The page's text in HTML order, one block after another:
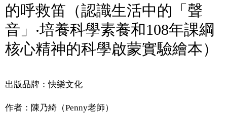
的呼救笛（認識生活中的「聲
音」‧培養科學素養和108年課綱
核心精神的科學啟蒙實驗繪本）
出版品牌：快樂文化
作者： 陳乃綺（Penny老師）